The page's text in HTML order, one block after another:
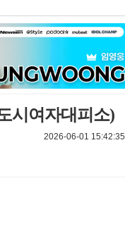
시여자대피소)
2026-06-01 15:42:35